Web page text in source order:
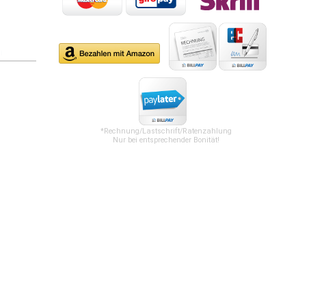
*Rechnung/Lastschrift/Ratenzahlung
Nur bei entsprechender Bonität!